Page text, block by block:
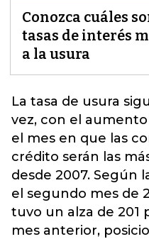
Conozca cuáles
tasas de interés
a la usura
La tasa de usura
vez, con el
el mes en que las
crédito serán las
desde 2007. Según
el segundo mes de
tuvo un alza de 201
mes anterior,